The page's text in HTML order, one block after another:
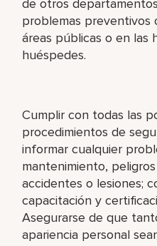
de otros
problemas preventivos
áreas públicas o en las
huéspedes.
Cumplir con todas las
procedimientos de
informar cualquier
mantenimiento,
accidentes o lesiones;
capacitación y
Asegurarse de que
apariencia personal